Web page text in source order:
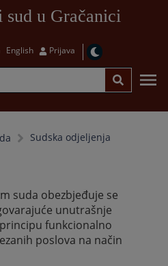
sud u Gračanici
English Prijava
Sudska odjeljenja
suda obezbjeđuje se
unutrašnje
funkcionalno
poslova na način